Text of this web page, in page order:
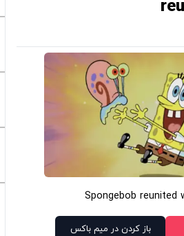
Spongebob reunited
باز کردن در میم باکس